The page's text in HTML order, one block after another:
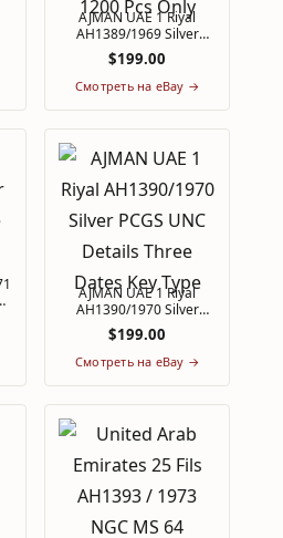
AJMAN UAE 1 Riyal
AH1389/1969 Silver
PCGS PR65 Cameo
Mintage 1200 Pcs Only
$199.00
Смотреть на eBay →
AJMAN UAE 1 Riyal
AH1390/1970 Silver
PCGS UNC Details Three
Dates Key Type
$199.00
Смотреть на eBay →